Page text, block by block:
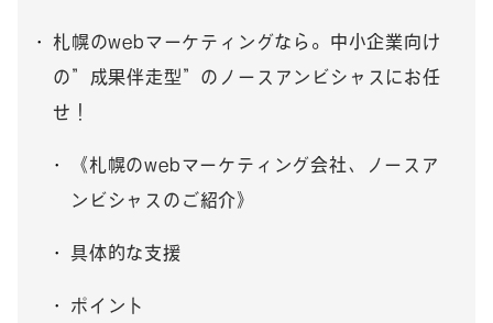
札幌のwebマーケティングなら。中小企業向け
の”成果伴走型”のノースアンビシャスにお任
せ！
《札幌のwebマーケティング会社、ノースア
ンビシャスのご紹介》
具体的な支援
ポイント